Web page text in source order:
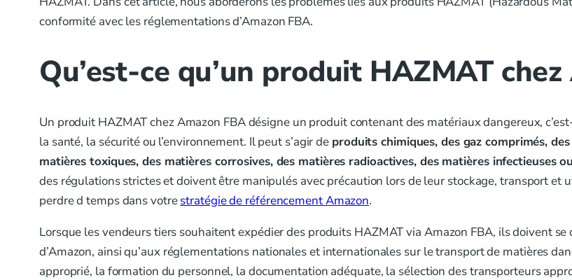
conformité avec les réglementations d’Amazon FBA.
Qu’est-ce qu’un produit HAZMAT
Un produit HAZMAT chez Amazon FBA désigne un produit contenant des matériaux dangereux,
la santé, la sécurité ou l’environnement. Il peut s’agir de produits chimiques, des gaz comprimés,
matières toxiques, des matières corrosives, des matières radioactives, des matières infectieuses
des régulations strictes et doivent être manipulés avec précaution lors de leur stockage, transport et
perdre d temps dans votrestratégie de référencement Amazon.
Lorsque les vendeurs tiers souhaitent expédier des produits HAZMAT via Amazon FBA, ils doivent
d’Amazon, ainsi qu’aux réglementations nationales et internationales sur le transport de matières
approprié, la formation du personnel, la documentation adéquate, la sélection des transporteurs